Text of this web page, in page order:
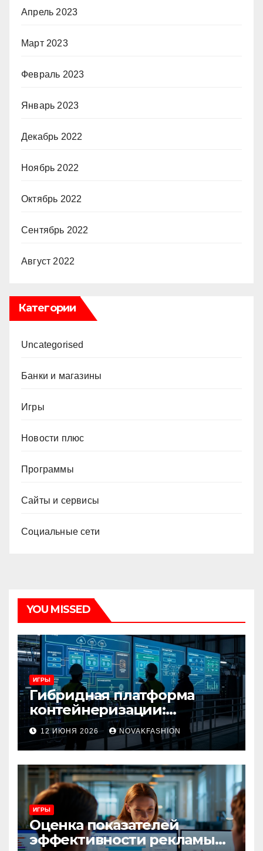
Апрель 2023
Март 2023
Февраль 2023
Январь 2023
Декабрь 2022
Ноябрь 2022
Октябрь 2022
Сентябрь 2022
Август 2022
Категории
Uncategorised
Банки и магазины
Игры
Новости плюс
Программы
Сайты и сервисы
Социальные сети
YOU MISSED
ИГРЫ
Гибридная платформа
контейнеризации:
архитектура, особенности
и сценарии использования
12 ИЮНЯ 2026 NOVAKFASHION
ИГРЫ
Оценка показателей
эффективности рекламы